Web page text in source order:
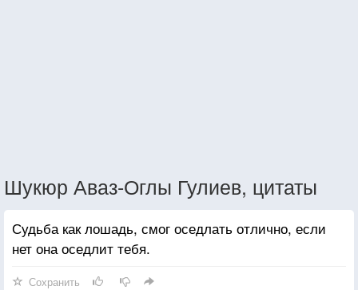
Шукюр Аваз-Оглы Гулиев, цитаты
Судьба как лошадь, смог оседлать отлично, если
нет она оседлит тебя.
Сохранить